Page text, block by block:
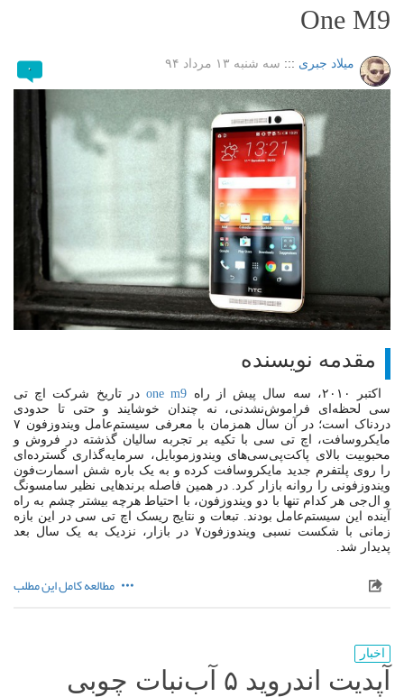
One M9
میلاد جبری ::: سه شنبه ۱۳ مرداد ۹۴ ۰
مقدمه نویسنده
اکتبر ۲۰۱۰، سه سال پیش از راه one m9در تاریخ شرکت اچ تی
سی لحظه‌ای فراموش‌نشدنی، نه چندان خوشایند و حتی تا حدودی
دردناک است؛ در آن سال همزمان با معرفی سیستم‌عامل ویندوزفون ۷
مایکروسافت، اچ‌ تی‌ سی با تکیه بر تجربه سالیان گذشته در فروش و
محبوبیت بالای پاکت‌پی‌سی‌های ویندوزموبایل، سرمایه‌گذاری گسترده‌ای
را روی پلتفرم جدید مایکروسافت کرده و به یک باره شش اسمارت‌فون
ویندوزفونی را روانه بازار کرد. در همین فاصله برندهایی نظیر سامسونگ
و ال‌جی هر کدام تنها با دو ویندوزفون، با احتیاط هرچه بیشتر چشم به راه
آینده این سیستم‌عامل بودند. تبعات و نتایج ریسک اچ تی سی در این بازه
زمانی با شکست نسبی ویندوزفون۷ در بازار، نزدیک به یک سال بعد
پدیدار شد.
مطالعه کامل این مطلب
اخبار
آپدیت اندروید ۵ آب‌نبات چوبی